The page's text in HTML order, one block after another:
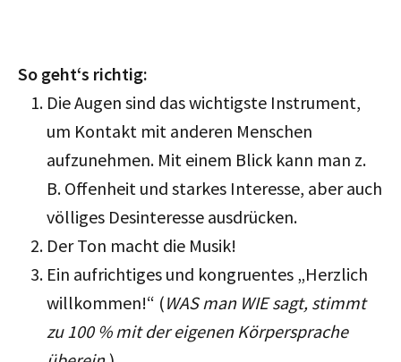
So geht‘s richtig:
Die Augen sind das wichtigste Instrument,
um Kontakt mit anderen Menschen
aufzunehmen. Mit einem Blick kann man z.
B. Offenheit und starkes Interesse, aber auch
völliges Desinteresse ausdrücken.
Der Ton macht die Musik!
Ein aufrichtiges und kongruentes „Herzlich
willkommen!“ (WAS man WIE sagt, stimmt
zu 100 % mit der eigenen Körpersprache